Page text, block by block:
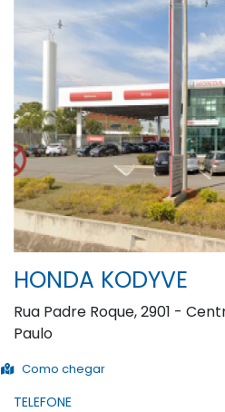
HONDA KODYVE
Rua Padre Roque, 2901 -
Paulo
Como chegar
TELEFONE